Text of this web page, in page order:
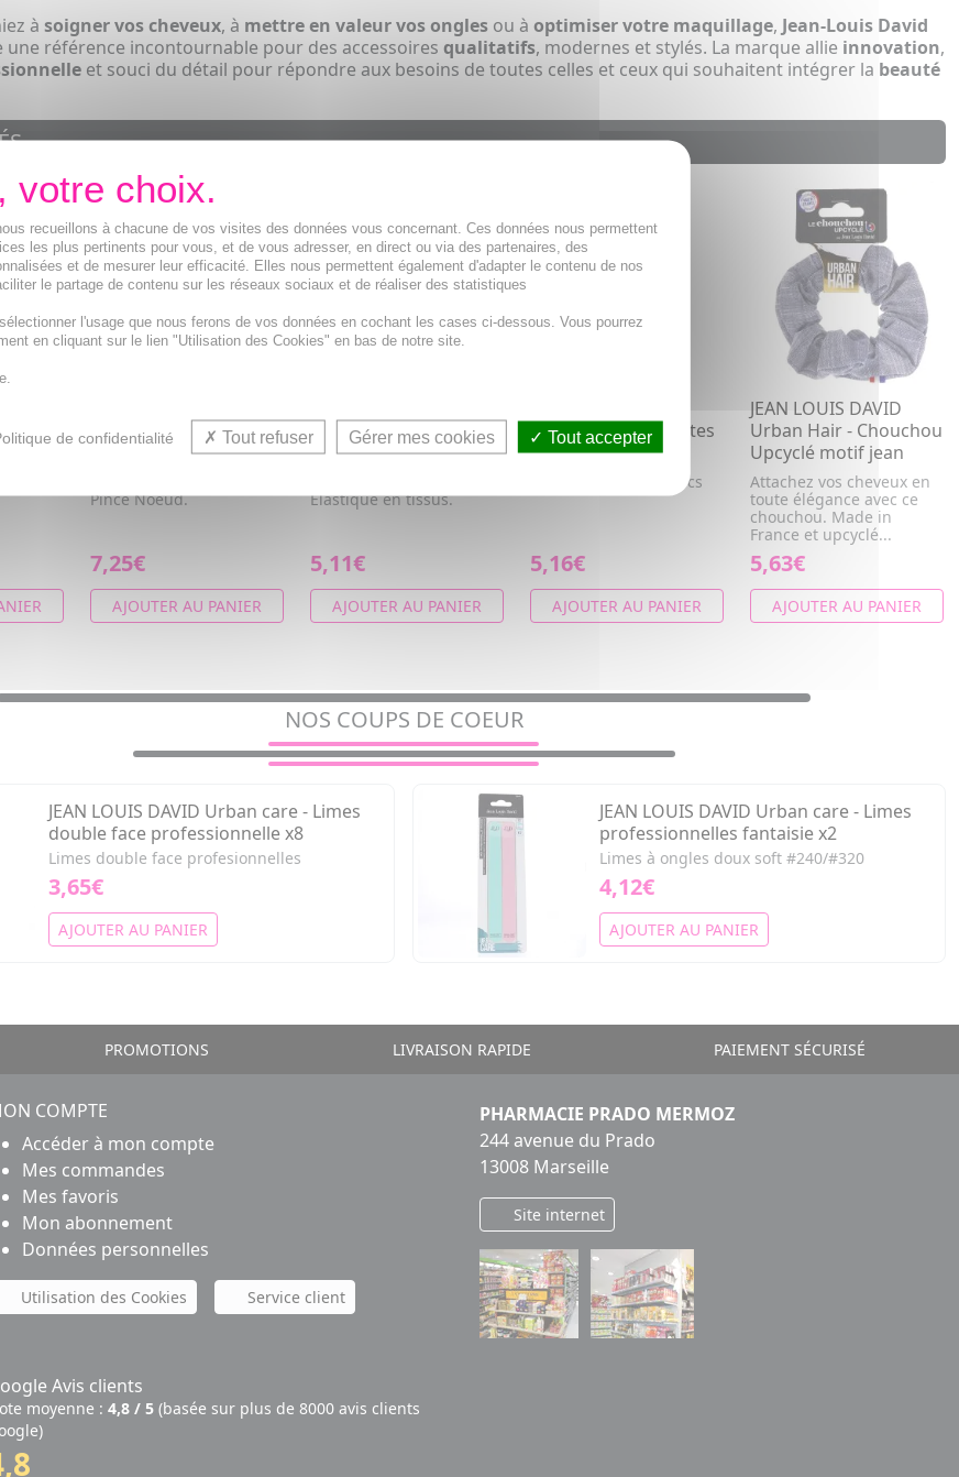
à soigner vos cheveux, à mettre en valeur vos ongles ou à optimiser votre maquillage, Jean-Louis David
une référence incontournable pour des accessoires qualitatifs, modernes et stylés. La marque allie innovation,
et souci du détail pour répondre aux besoins de toutes celles et ceux qui souhaitent intégrer la beauté
Urban Hair - Pince
Pince Noeud.
7,25€
AJOUTER AU PANIER
Urban Hair - Elastiques
Tissus x4
Elastique en tissus.
5,11€
AJOUTER AU PANIER
Urban Hair - Barrettes
Perles x2
Lot de 2 barrettes chics
5,16€
AJOUTER AU PANIER
JEAN LOUIS DAVID
Urban Hair - Chouchou
Upcyclé motif jean
Attachez vos cheveux en
toute élégance avec ce
chouchou. Made in
France et upcyclé...
5,63€
AJOUTER AU PANIER
NOS COUPS DE COEUR
JEAN LOUIS DAVID Urban care - Limes
double face professionnelle x8
Limes double face profesionnelles
3,65€
AJOUTER AU PANIER
JEAN LOUIS DAVID Urban care - Limes
professionnelles fantaisie x2
Limes à ongles doux soft #240/#320
4,12€
AJOUTER AU PANIER
PROMOTIONS LIVRAISON RAPIDE PAIEMENT SÉCURISÉ
COMPTE
Accéder à mon compte
Mes commandes
Mes favoris
Mon abonnement
Données personnelles
Utilisation des Cookies Service client
Avis clients
moyenne : 4,8 / 5 (basée sur plus de 8000 avis clients
PHARMACIE PRADO MERMOZ
244 avenue du Prado
13008 Marseille
Site internet
recueillons à chacune de vos visites des données vous concernant. Ces données nous permettent
les plus pertinents pour vous, et de vous adresser, en direct ou via des partenaires, des
et de mesurer leur efficacité. Elles nous permettent également d'adapter le contenu de nos
le partage de contenu sur les réseaux sociaux et de réaliser des statistiques
l'usage que nous ferons de vos données en cochant les cases ci-dessous. Vous pourrez
en cliquant sur le lien "Utilisation des Cookies" en bas de notre site.
de confidentialité Tout refuser Gérer mes cookies Tout accepter